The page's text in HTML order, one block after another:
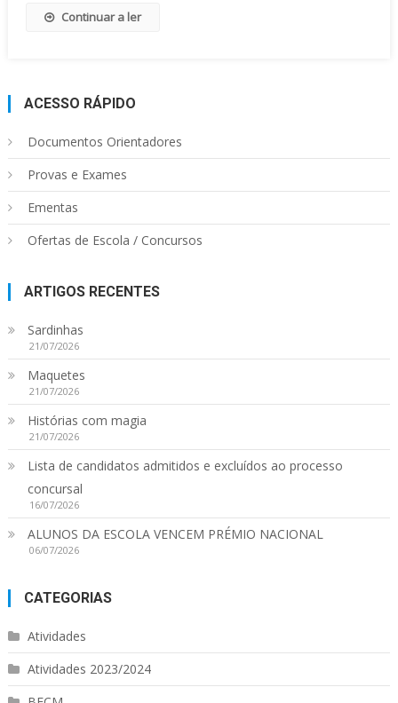
Continuar a ler
ACESSO RÁPIDO
Documentos Orientadores
Provas e Exames
Ementas
Ofertas de Escola / Concursos
ARTIGOS RECENTES
Sardinhas
21/07/2026
Maquetes
21/07/2026
Histórias com magia
21/07/2026
Lista de candidatos admitidos e excluídos ao processo
concursal
16/07/2026
ALUNOS DA ESCOLA VENCEM PRÉMIO NACIONAL
06/07/2026
CATEGORIAS
Atividades
Atividades 2023/2024